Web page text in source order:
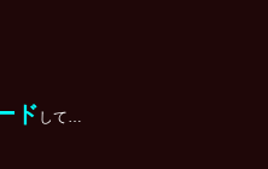
ド して…